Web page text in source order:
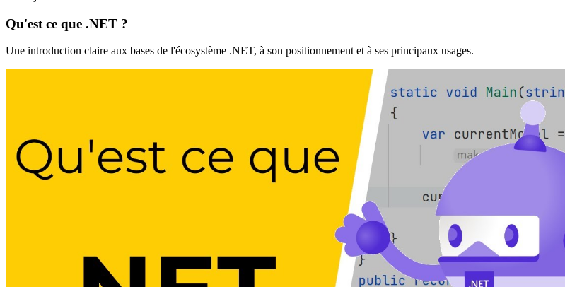
Qu'est ce que .NET ?
Une introduction claire aux bases de l'écosystème .NET, à son positionnement et à ses principaux usages.